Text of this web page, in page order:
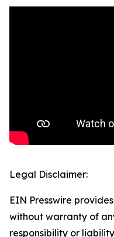
Legal Disclaimer:
EIN Presswire
without warranty of
responsibility or